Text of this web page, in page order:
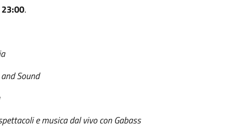
23:00.
Sound
e musica dal vivo con Gabass